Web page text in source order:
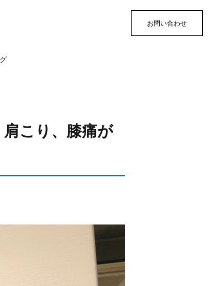
お問い合わせ
こり、膝痛が